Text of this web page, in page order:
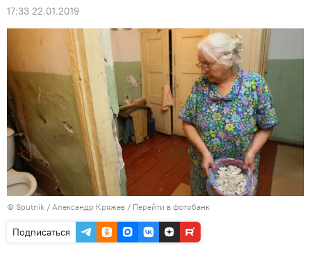
17:33 22.01.2019
© Sputnik / Александр Кряжев / Перейти в фотобанк
Подписаться